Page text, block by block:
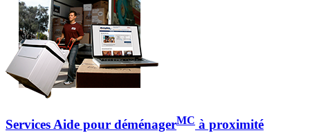
Services Aide pour déménagerMC à proximité